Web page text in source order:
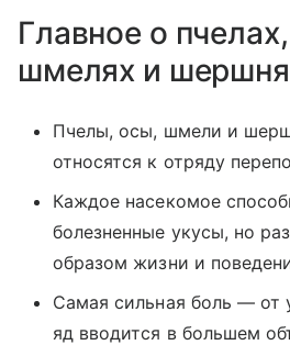
Главное о
шмелях и
Пчелы, осы, шмели и
относятся к отряду
Каждое насекомое
болезненные укусы, но
образом жизни и
Самая сильная боль — от
яд вводится в большем